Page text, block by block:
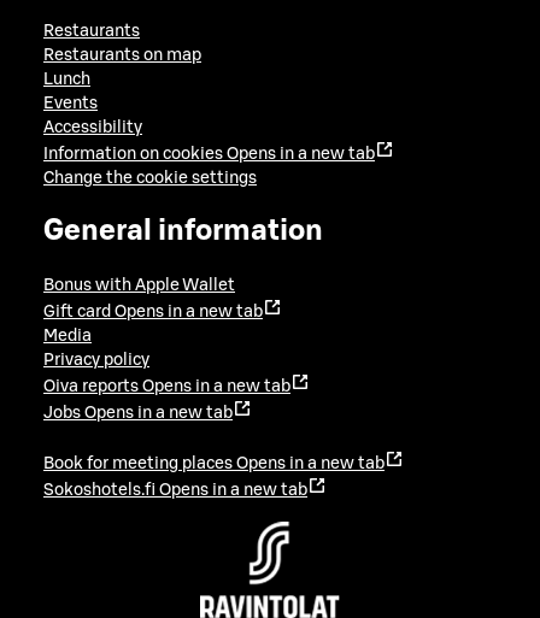
Restaurants
Restaurants on map
Lunch
Events
Accessibility
Information on cookies Opens in a new tab
Change the cookie settings
General information
Bonus with Apple Wallet
Gift card Opens in a new tab
Media
Privacy policy
Oiva reports Opens in a new tab
Jobs Opens in a new tab
Book for meeting places Opens in a new tab
Sokoshotels.fi Opens in a new tab